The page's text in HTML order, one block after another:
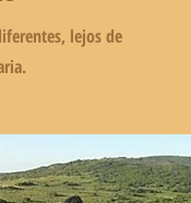
lejos de